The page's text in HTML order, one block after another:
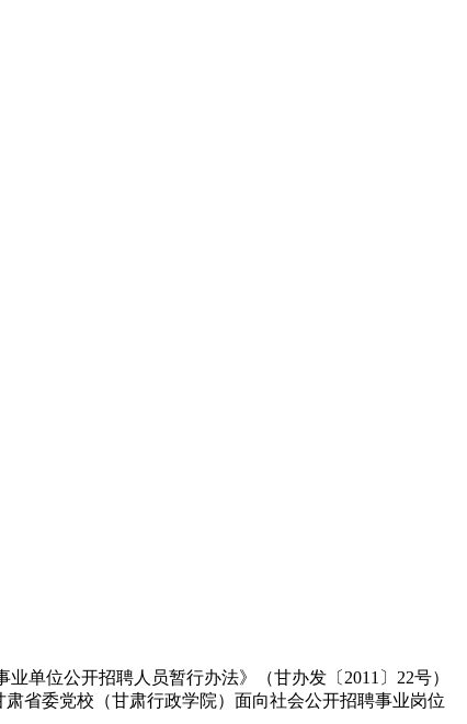
单位公开招聘人员暂行办法》（甘办发〔2011〕22号）
省委党校（甘肃行政学院）面向社会公开招聘事业岗位